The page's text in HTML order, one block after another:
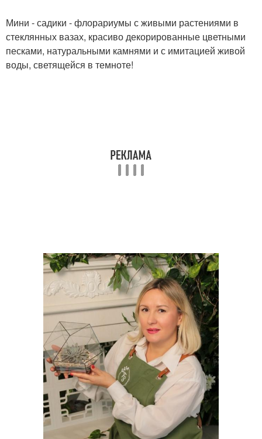
Мини - садики - флорариумы с живыми растениями в
стеклянных вазах, красиво декорированные цветными
песками, натуральными камнями и с имитацией живой
воды, светящейся в темноте!